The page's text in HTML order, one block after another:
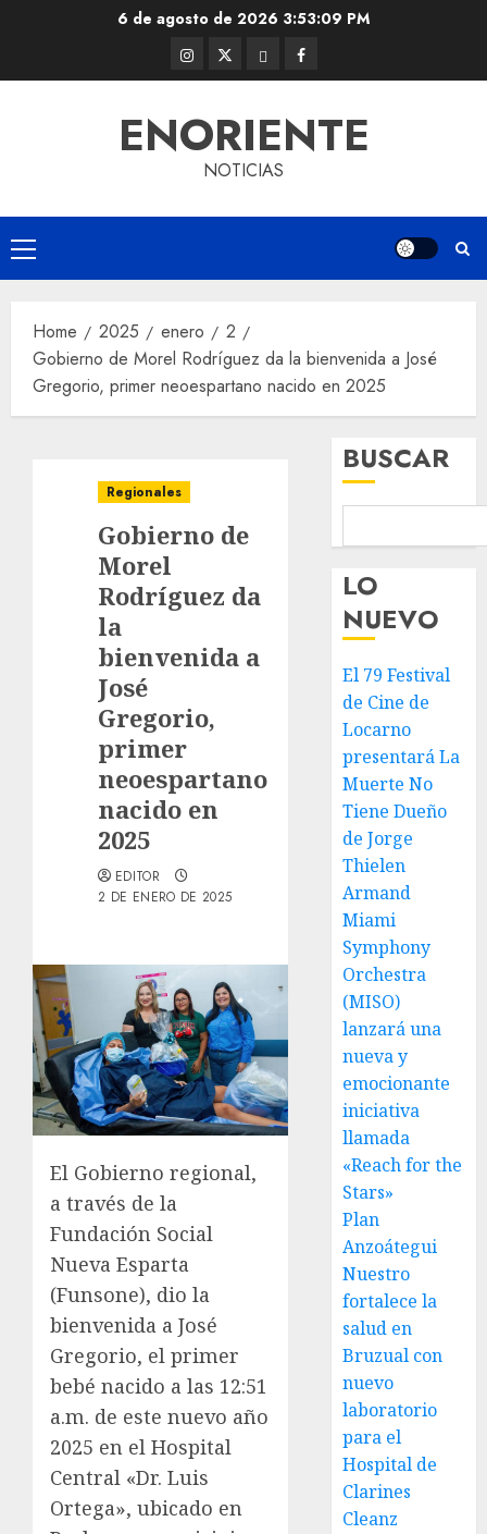
6 de agosto de 20263:53:10 PM
Instagram
@EnOriente
Twitter
(X)
ThreadsFacebook
ENORIENTE
NOTICIAS
Primary
Menu
Home 2025 enero
2
Gobierno de Morel Rodríguez da la bienvenida a José
Gregorio, primer neoespartano nacido en 2025
Regionales
Gobierno de
Morel
Rodríguez da
la
bienvenida a
José
Gregorio,
primer
neoespartano
nacido en
2025
EDITOR
2 DE ENERO DE 2025
El Gobierno regional,
a través de la
Fundación Social
Nueva Esparta
(Funsone), dio la
bienvenida a José
Gregorio, el primer
bebé nacido a las 12:51
a.m. de este nuevo año
2025 en el Hospital
Central «Dr. Luis
Ortega», ubicado en
BUSCAR
LO
NUEVO
El 79 Festival
de Cine de
Locarno
presentará La
Muerte No
Tiene Dueño
de Jorge
Thielen
Armand
Miami
Symphony
Orchestra
(MISO)
lanzará una
nueva y
emocionante
iniciativa
llamada
«Reach for the
Stars»
Plan
Anzoátegui
Nuestro
fortalece la
salud en
Bruzual con
nuevo
laboratorio
para el
Hospital de
Clarines
Cleanz